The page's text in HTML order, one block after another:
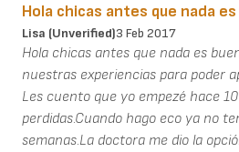
Hola chicas antes que nada es
Lisa (unverified)3 Feb 2017
Hola chicas antes que nada es
nuestras experiencias para poder
Les cuento que yo empezé hace
perdidas.Cuando hago eco ya no
semanas.La doctora me dio la